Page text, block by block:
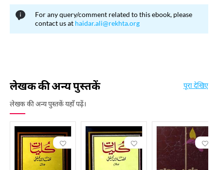
For any query/comment related to this ebook, please
contact us at haidar.ali@rekhta.org
लेखक की अन्य पुस्तकें
लेखक की अन्य पुस्तकें यहाँ पढ़ें।
पूरा देखिए